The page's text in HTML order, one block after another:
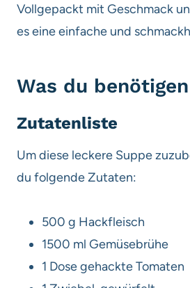
Vollgepackt mit Geschmack
es eine einfache und
Was du
Zutatenliste
Um diese leckere Suppe
du folgende Zutaten:
500 g Hackfleisch
1500 ml Gemüsebrühe
1 Dose gehackte Tomaten